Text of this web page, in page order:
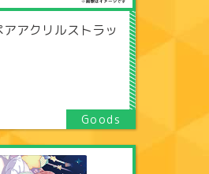
アクリルストラッ